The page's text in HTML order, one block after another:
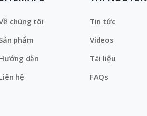
chúng tôi
Sản phẩm
Hướng dẫn
Liên hệ
Tin tức
Videos
Tài liệu
FAQs